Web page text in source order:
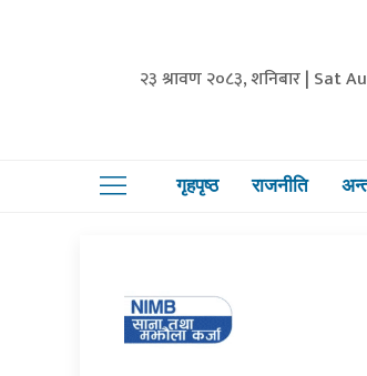
२३ श्रावण २०८३, शनिबार | Sat
गृहपृष्ठ राजनीति